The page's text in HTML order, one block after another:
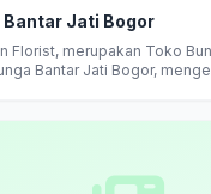
Bantar Jati Bogor
Florist, merupakan Toko
Bantar Jati Bogor,